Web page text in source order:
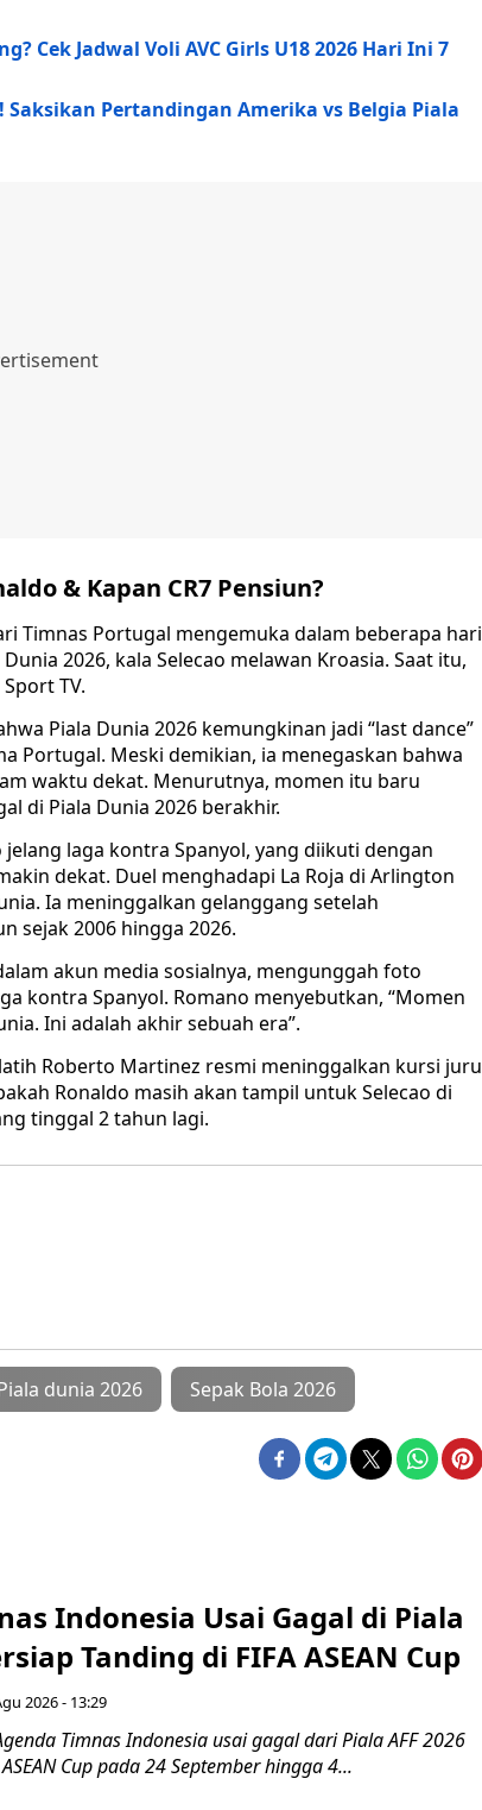
Cek Jadwal Voli AVC Girls U18 2026 Hari Ini 7
Saksikan Pertandingan Amerika vs Belgia Piala
& Kapan CR7 Pensiun?
Timnas Portugal mengemuka dalam beberapa hari
2026, kala Selecao melawan Kroasia. Saat itu,
TV.
Piala Dunia 2026 kemungkinan jadi “last dance”
Portugal. Meski demikian, ia menegaskan bahwa
waktu dekat. Menurutnya, momen itu baru
di Piala Dunia 2026 berakhir.
laga kontra Spanyol, yang diikuti dengan
dekat. Duel menghadapi La Roja di Arlington
Ia meninggalkan gelanggang setelah
sejak 2006 hingga 2026.
akun media sosialnya, mengunggah foto
kontra Spanyol. Romano menyebutkan, “Momen
Ini adalah akhir sebuah era”.
Roberto Martinez resmi meninggalkan kursi juru
Ronaldo masih akan tampil untuk Selecao di
tinggal 2 tahun lagi.
dunia 2026 Sepak Bola 2026
Indonesia Usai Gagal di Piala
Tanding di FIFA ASEAN Cup
2026 - 13:29
Agenda Timnas Indonesia usai gagal dari Piala AFF 2026
Cup pada 24 September hingga 4...